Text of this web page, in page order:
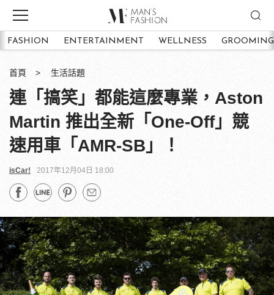
FASHION ENTERTAINMENT WELLNESS GROOMING
首頁 生活話題
連「搞笑」都能這麼專業，Aston
Martin 推出全新「One-Off」競
速用車「AMR-SB」！
isCar! 2017年12月04日 18:00